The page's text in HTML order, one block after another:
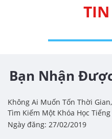
Bạn Nhận
Không Ai Muốn Tốn Thời
Tìm Kiếm Một Khóa Học
Đặc Biệt Là Đối Với Các Bạn
Ngày đăng: 27/02/2019